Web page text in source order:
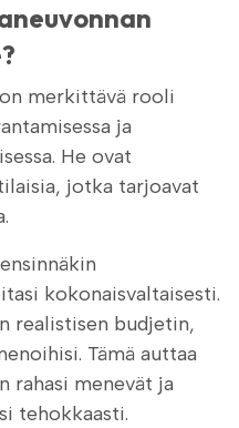
merkittävä rooli
ja
He ovat
jotka tarjoavat
kokonaisvaltaisesti.
realistisen budjetin,
Tämä auttaa
rahasi menevät ja
tehokkaasti.